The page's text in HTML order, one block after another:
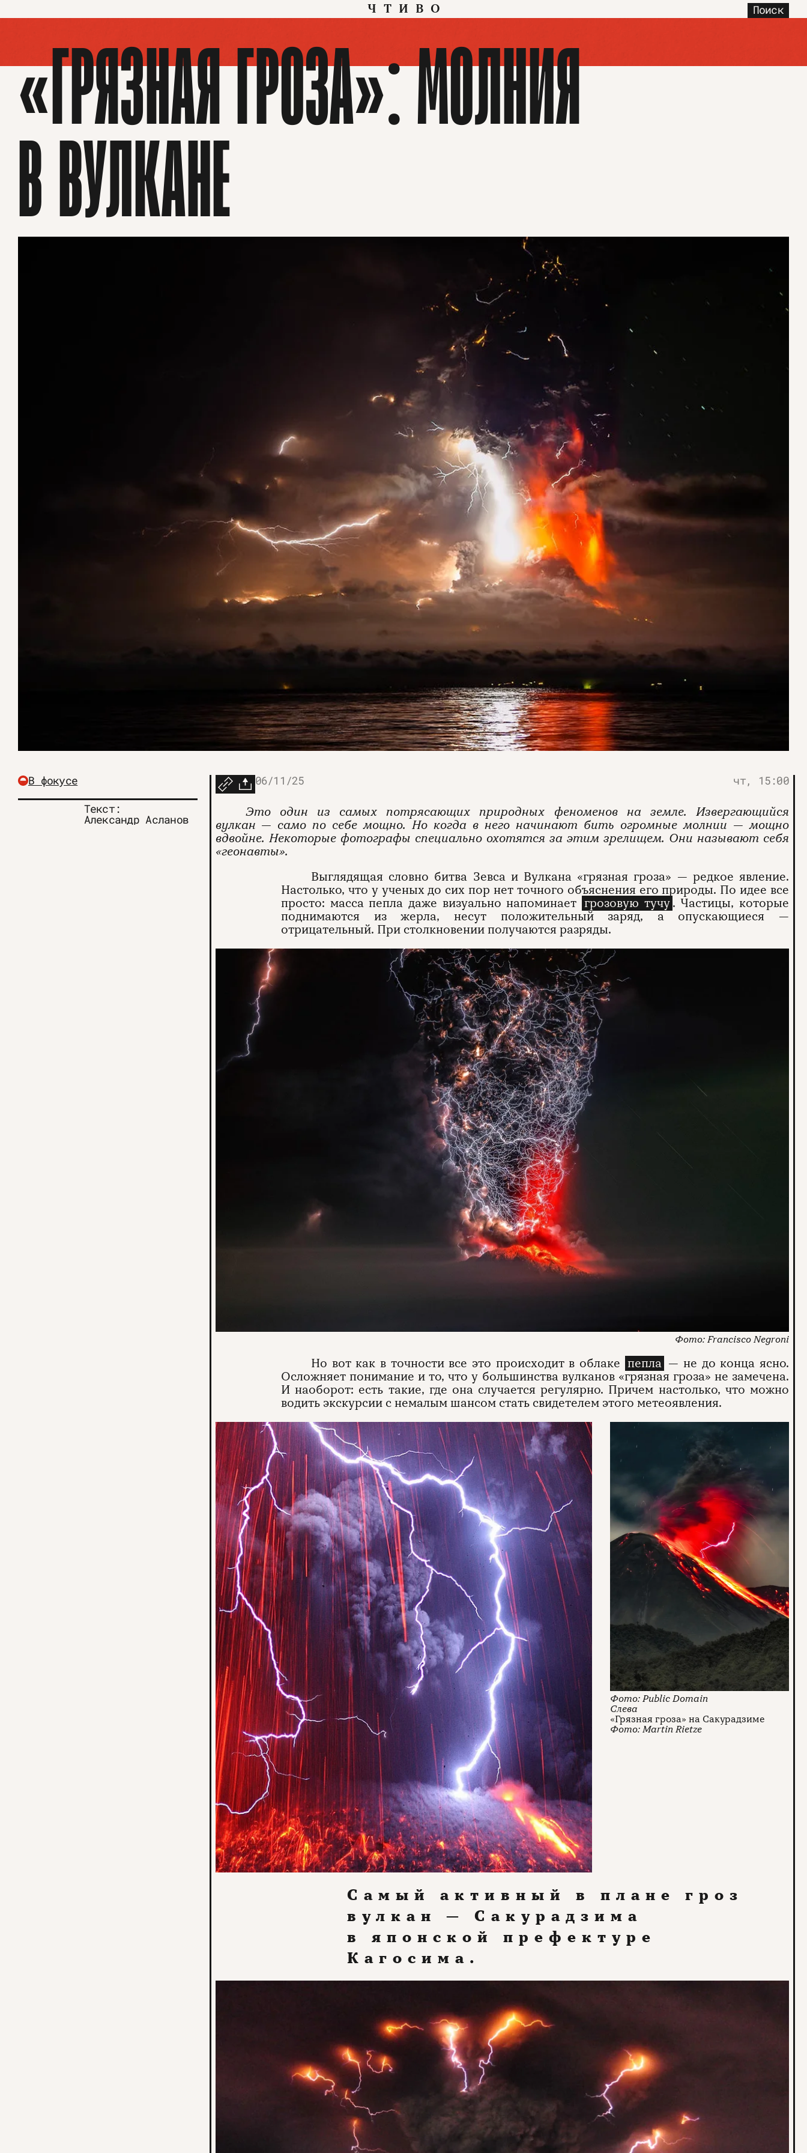
ЧТИВО Поиск
«ГРЯЗНАЯ ГРОЗА»: МОЛНИЯ
В ВУЛКАНЕ
В фокусе
Текст:
Александр Асланов
06/11/25 чт, 15:00
Это один из самых потрясающих природных феноменов на земле. Извергающийся
вулкан — само по себе мощно. Но когда в него начинают бить огромные молнии — мощно
вдвойне. Некоторые фотографы специально охотятся за этим зрелищем. Они называют себя
«геонавты».
Выглядящая словно битва Зевса и Вулкана «грязная гроза» — редкое явление.
Настолько, что у ученых до сих пор нет точного объяснения его природы. По идее все
просто: масса пепла даже визуально напоминает грозовую тучу . Частицы, которые
поднимаются из жерла, несут положительный заряд, а опускающиеся —
отрицательный. При столкновении получаются разряды.
Francisco Negroni
Но вот как в точности все это происходит в облаке пепла — не до конца ясно.
Осложняет понимание и то, что у большинства вулканов «грязная гроза» не замечена.
И наоборот: есть такие, где она случается регулярно. Причем настолько, что можно
водить экскурсии с немалым шансом стать свидетелем этого метеоявления.
«Грязная гроза» на Сакурадзиме
Martin Rietze
Public Domain
Самый активный в плане гроз
вулкан — Сакурадзима
в японской префектуре
Кагосима.